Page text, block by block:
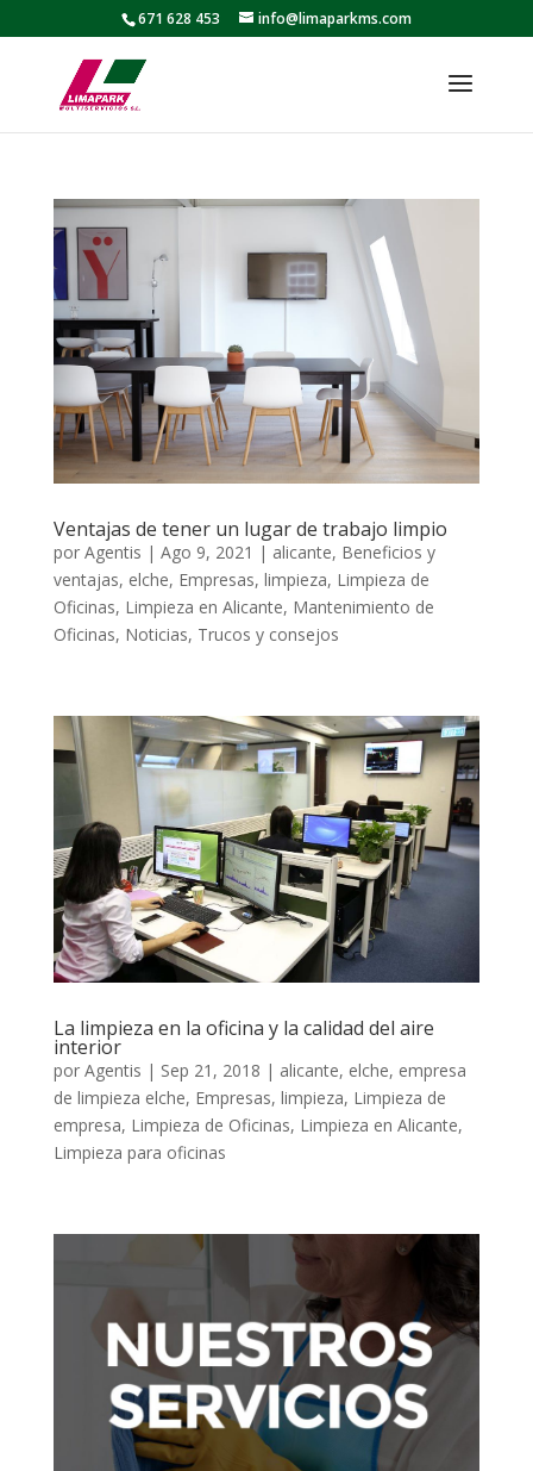
671 628 453 info@limaparkms.com
Ventajas de tener un lugar de trabajo limpio
por Agentis | Ago 9, 2021 | alicante, Beneficios y
ventajas, elche, Empresas, limpieza, Limpieza de
Oficinas, Limpieza en Alicante, Mantenimiento de
Oficinas, Noticias, Trucos y consejos
La limpieza en la oficina y la calidad del aire
interior
por Agentis | Sep 21, 2018 | alicante, elche, empresa
de limpieza elche, Empresas, limpieza, Limpieza de
empresa, Limpieza de Oficinas, Limpieza en Alicante,
Limpieza para oficinas